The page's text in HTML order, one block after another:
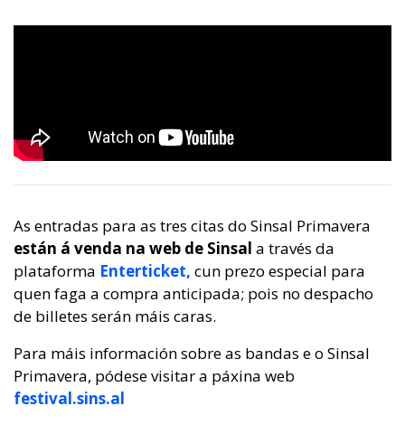
As entradas para as tres citas do Sinsal Primavera
están á venda na web de Sinsal a través da
plataforma Enterticket, cun prezo especial para
quen faga a compra anticipada; pois no despacho
de billetes serán máis caras.
Para máis información sobre as bandas e o Sinsal
Primavera, pódese visitar a páxina web
festival.sins.al